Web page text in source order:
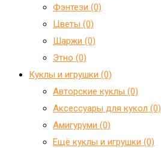
Фэнтези (0)
Цветы (0)
Шаржи (0)
Этно (0)
Куклы и игрушки (0)
Авторские куклы (0)
Аксессуары для кукол (0)
Амигуруми (0)
Ещё куклы и игрушки (0)